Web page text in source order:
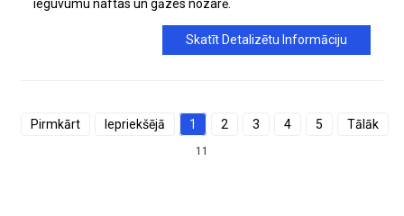
ieguvumu naftas un gāzes nozarē.
Skatīt Detalizētu Informāciju
Pirmkārt Iepriekšējā 1 2 3 4 5 Tālāk
11